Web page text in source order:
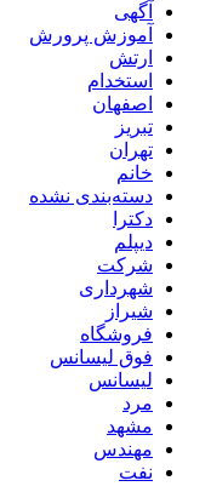
آگهی
آموزش پرورش
ارتش
استخدام
اصفهان
تبریز
تهران
خانم
دسته‌بندی نشده
دکترا
دیپلم
شرکت
شهرداری
شیراز
فروشگاه
فوق لیسانس
لیسانس
مرد
مشهد
مهندس
نفت